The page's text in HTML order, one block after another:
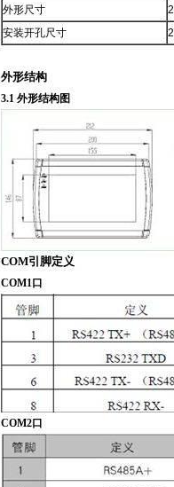
外形尺寸
安装开孔尺寸
外形结构
3.1 外形结构图
COM引脚定义
COM1口
COM2口